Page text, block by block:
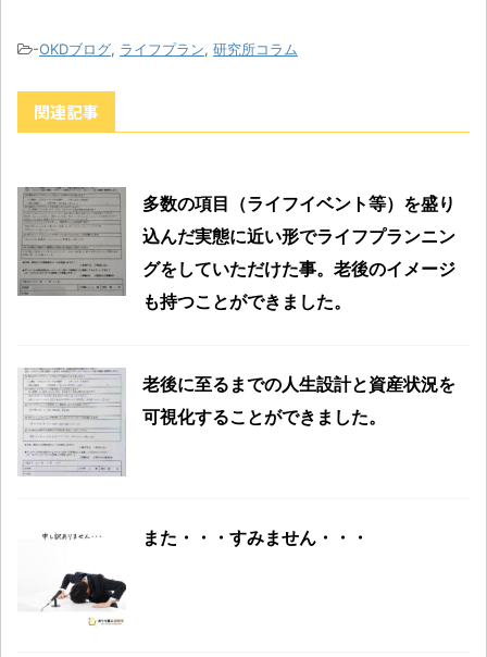
-OKDブログ, ライフプラン, 研究所コラム
関連記事
多数の項目（ライフイベント等）を盛り
込んだ実態に近い形でライフプランニン
グをしていただけた事。老後のイメージ
も持つことができました。
老後に至るまでの人生設計と資産状況を
可視化することができました。
また・・・すみません・・・